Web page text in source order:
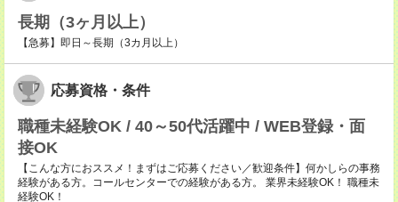
長期（3ヶ月以上）
【急募】即日～長期（3カ月以上）
応募資格・条件
職種未経験OK / 40～50代活躍中 / WEB登録・面
接OK
【こんな方におススメ！まずはご応募ください／歓迎条件】何かしらの事務
経験がある方。コールセンターでの経験がある方。 業界未経験OK！ 職種未
経験OK！